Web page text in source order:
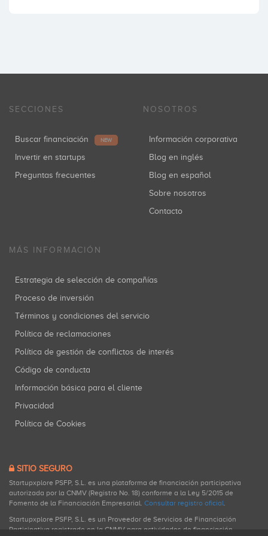
SECCIONES
Buscar financiación NEW
Invertir en startups
Preguntas frecuentes
NOSOTROS
Información corporativa
Blog en inglés
Blog en español
Sobre nosotros
Contacto
MÁS INFORMACIÓN
Estrategia de selección de compañías
Proceso de inversión
Términos y condiciones del servicio
Política de reclamaciones
Política de gestión de conflictos de interés
Código de conducta
Información básica para el cliente
Privacidad
Política de Cookies
SITIO SEGURO
Startupxplore PSFP, S.L. es una plataforma de financiación participativa
autorizada por la CNMV (Registro No. 18) conforme a la Ley 5/2015 de
Fomento de la Financiación Empresarial. Consultar registro oficial.
Startupxplore PSFP, S.L. es un Proveedor de Servicios de Financiación
Participativa registrado en la CNMV para actividades de financiación